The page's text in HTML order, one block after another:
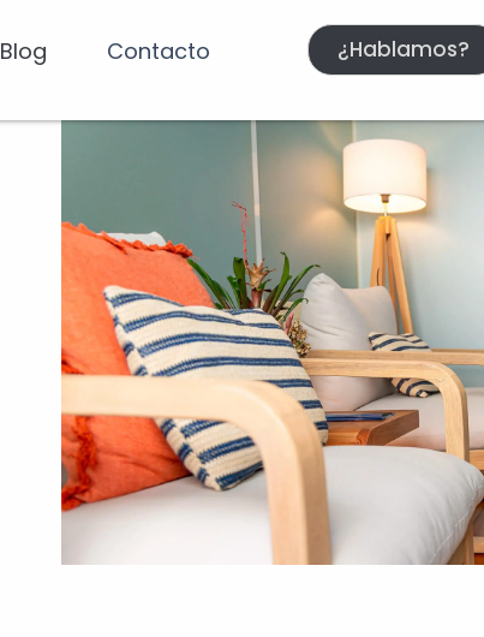
Blog Contacto ¿Hablamos?